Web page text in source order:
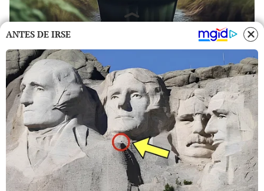
ANTES DE IRSE